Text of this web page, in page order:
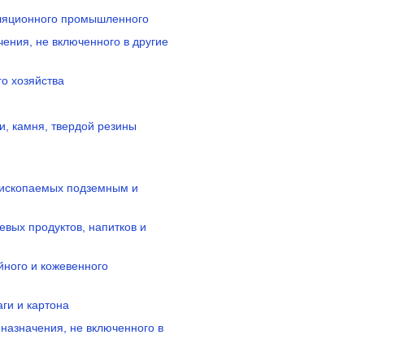
промышленного
не включенного в другие
хозяйства
камня, твердой резины
подземным и
продуктов, напитков и
и кожевенного
и картона
не включенного в